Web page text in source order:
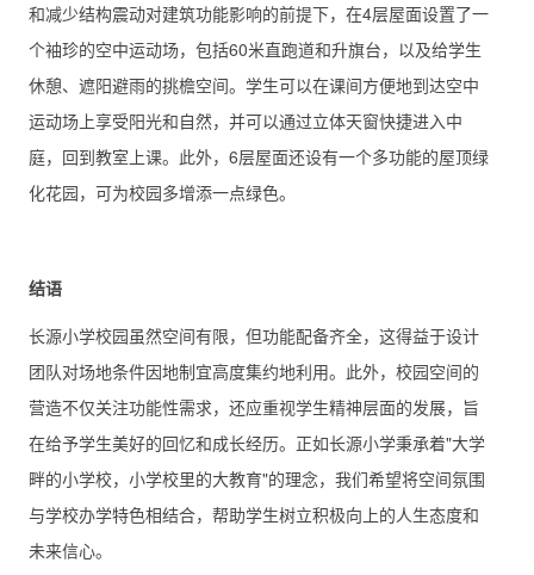
和减少结构震动对建筑功能影响的前提下，在4层屋面设置了一
个袖珍的空中运动场，包括60米直跑道和升旗台，以及给学生
休憩、遮阳避雨的挑檐空间。学生可以在课间方便地到达空中
运动场上享受阳光和自然，并可以通过立体天窗快捷进入中
庭，回到教室上课。此外，6层屋面还设有一个多功能的屋顶绿
化花园，可为校园多增添一点绿色。
结语
长源小学校园虽然空间有限，但功能配备齐全，这得益于设计
团队对场地条件因地制宜高度集约地利用。此外，校园空间的
营造不仅关注功能性需求，还应重视学生精神层面的发展，旨
在给予学生美好的回忆和成长经历。正如长源小学秉承着"大学
畔的小学校，小学校里的大教育"的理念，我们希望将空间氛围
与学校办学特色相结合，帮助学生树立积极向上的人生态度和
未来信心。